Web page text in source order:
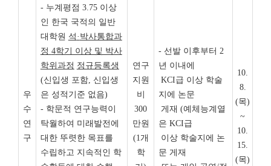
우
수
연
구
- 누계평점 3.75 이상
인 한국 국적의 일반
대학원 석 · 박사통합과
정 4학기 이상 및 박사
학위과정 정규등록생
(신입생 포함, 신입생
은 성적기준 없음)
- 학문적 연구능력이
탁월하여 미래발전에
대한 뚜렷한 목표를
수립하고 지속적인 학
연구
지원
비
300
만원
(1개
학
- 선발 이후부터 2
년 이내에
KCI급 이상 학술
지에 논문
게재 (예체능계열
은 KCI급
이상 학술지에 논
문 게재
10.
8.
(목)
~
10.
15.
(목)